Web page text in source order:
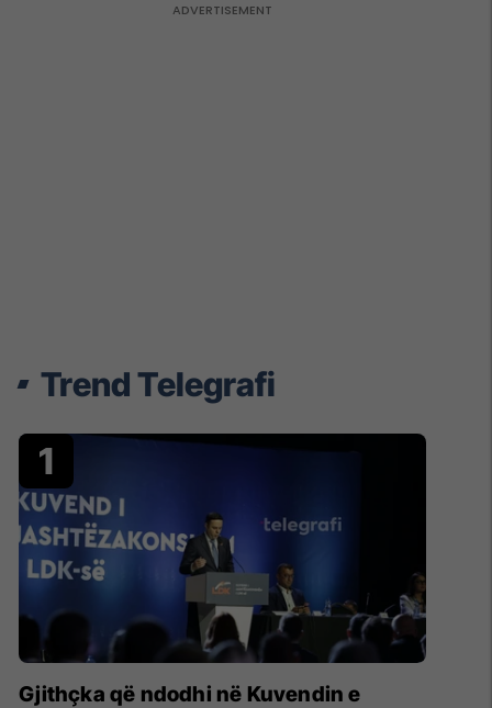
Trend Telegrafi
Gjithçka që ndodhi në Kuvendin e